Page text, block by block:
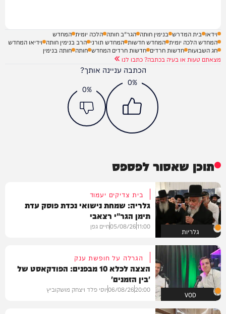
וידאו בית המדרש בנימין חותה הגר"ב חותה הלכה יומית המחדש
המחדש הלכה יומית המחדש חדשות המחדש תורני הרב בנימין חותה וידיאו המחדש
חג השבועות חדשות חרדים חדשות חרדים המחדש חותה חותה בנימין
מצאתם טעות או בעיה בכתבה? כתבו לנו
הכתבה עניינה אותך?
0%
0%
תוכן שאסור לפספס
גלריות
בית צדיקים יעמוד
גלריה: שמחת נישואי נכדת פוסק עדת
תימן הגר"י רצאבי
11:00
05/08/26חיים גפן
VOD
הגרלה על חופשת ענק
הצצה לכלא 10 מבפנים: הפודקאסט של
'בין הזמנים'
20:00
06/08/26יוסי פלד ויצחק מושקוביץ